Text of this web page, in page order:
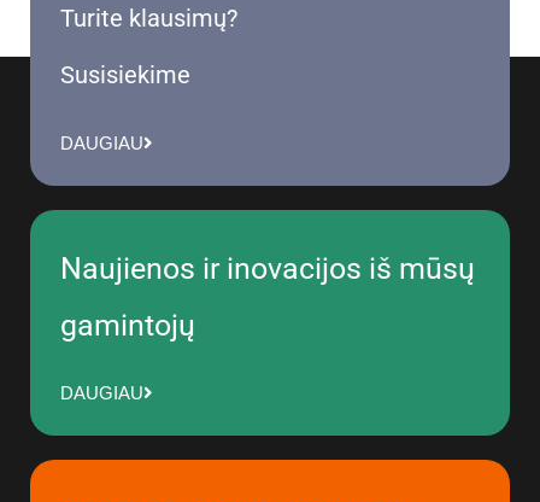
Turite klausimų?
Susisiekime
DAUGIAU
Naujienos ir inovacijos iš mūsų
gamintojų
DAUGIAU